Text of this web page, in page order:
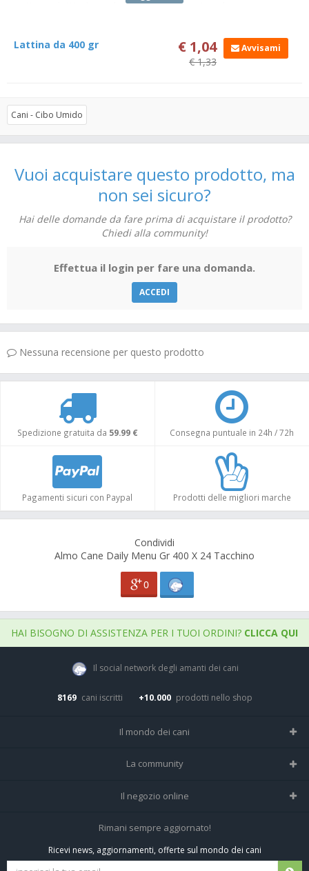
e sottoprodotti a base di uova, sostanze minerali
195 UI/kg, Vitamina E 15 mg/kg, Solfato rameico pentaidrato 7,6
mg/kg (Cu 1,9 mg/kg); additivi tecnologici: Gomma Cassia 3300
Lattina da 400 gr € 1,04
€ 1,33
Avvisami
Cani - Cibo Umido
Vuoi acquistare questo prodotto, ma
non sei sicuro?
Hai delle domande da fare prima di acquistare il prodotto?
Chiedi alla community!
Effettua il login per fare una domanda.
ACCEDI
Nessuna recensione per questo prodotto
Spedizione gratuita da 59.99 € Consegna puntuale in 24h / 72h
Pagamenti sicuri con Paypal Prodotti delle migliori marche
Condividi
Almo Cane Daily Menu Gr 400 X 24 Tacchino
0
HAI BISOGNO DI ASSISTENZA PER I TUOI ORDINI? CLICCA QUI
Il social network degli amanti dei cani
8169 cani iscritti +10.000 prodotti nello shop
Il mondo dei cani
Tutte le razze
La community
Home
Tutti i cani iscritti
Il negozio online
Negozio per cani
Spedizioni e resi
Rimani sempre aggiornato!
Ricevi news, aggiornamenti, offerte sul mondo dei cani